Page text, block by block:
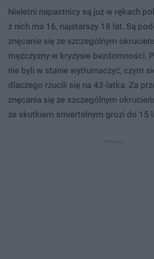
Nieletni napastnicy są już w rękach
z nich ma 16, najstarszy 18 lat. Są
znęcanie się ze szczególnym
mężczyzny w kryzysie bezdomności.
nie byli w stanie wytłumaczyć, czym
dlaczego rzucili się na 43-latka. Za
znęcania się ze szczególnym
ze skutkiem śmiertelnym grozi do 15